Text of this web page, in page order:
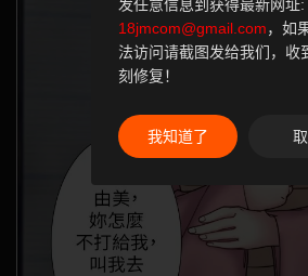
发任意信息到获得最新网址:
18jmcom@gmail.com，如
法访问请截图发给我们，收
刻修复！
我知道了